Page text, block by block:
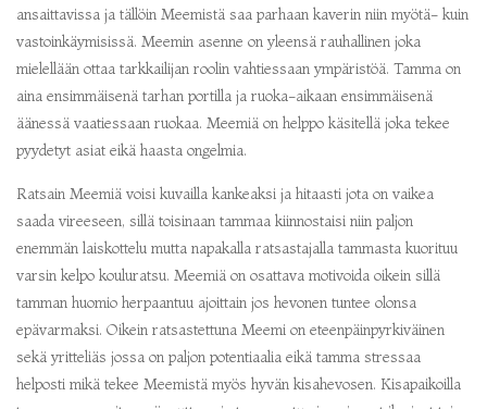
ansaittavissa ja tällöin Meemistä saa parhaan kaverin niin myötä- kuin
vastoinkäymisissä. Meemin asenne on yleensä rauhallinen joka
mielellään ottaa tarkkailijan roolin vahtiessaan ympäristöä. Tamma on
aina ensimmäisenä tarhan portilla ja ruoka-aikaan ensimmäisenä
äänessä vaatiessaan ruokaa. Meemiä on helppo käsitellä joka tekee
pyydetyt asiat eikä haasta ongelmia.
Ratsain Meemiä voisi kuvailla kankeaksi ja hitaasti jota on vaikea
saada vireeseen, sillä toisinaan tammaa kiinnostaisi niin paljon
enemmän laiskottelu mutta napakalla ratsastajalla tammasta kuorituu
varsin kelpo kouluratsu. Meemiä on osattava motivoida oikein sillä
tamman huomio herpaantuu ajoittain jos hevonen tuntee olonsa
epävarmaksi. Oikein ratsastettuna Meemi on eteenpäinpyrkiväinen
sekä yritteliäs jossa on paljon potentiaalia eikä tamma stressaa
helposti mikä tekee Meemistä myös hyvän kisahevosen. Kisapaikoilla